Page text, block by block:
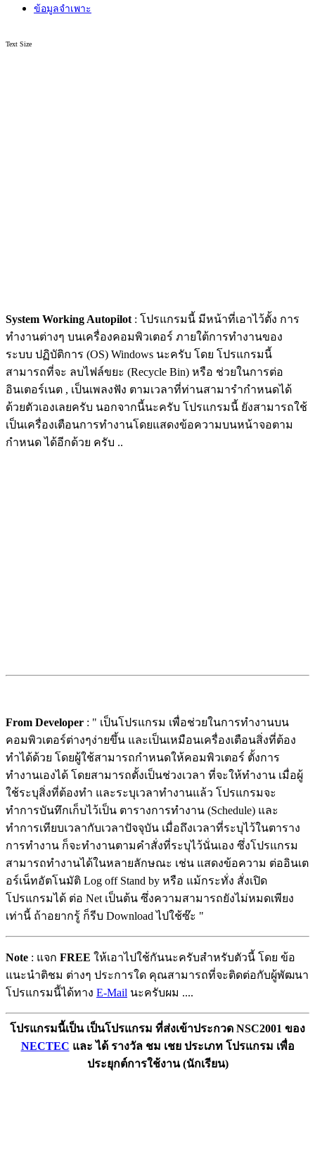
ข้อมูลจำเพาะ
Text Size
System Working Autopilot: โปรแกรมนี้ มีหน้าที่เอาไว้ตั้ง การ
ทำงานต่างๆ บนเครื่องคอมพิวเตอร์ ภายใต้การทำงานของ
ระบบ ปฏิบัติการ (OS) Windows นะครับ โดย โปรแกรมนี้
สามารถที่จะ ลบไฟล์ขยะ (Recycle Bin) หรือ ช่วยในการต่อ
อินเตอร์เนต , เป็นเพลงฟัง ตามเวลาที่ท่านสามารำกำหนดได้
ด้วยตัวเองเลยครับ นอกจากนี้นะครับ โปรแกรมนี้ ยังสามารถใช้
เป็นเครื่องเตือนการทำงานโดยแสดงข้อความบนหน้าจอตาม
กำหนด ได้อีกด้วย ครับ ..
From Developer : " เป็นโปรแกรม เพื่อช่วยในการทำงานบน
คอมพิวเตอร์ต่างๆง่ายขึ้น และเป็นเหมือนเครื่องเตือนสิ่งที่ต้อง
ทำได้ด้วย โดยผู้ใช้สามารถกำหนดให้คอมพิวเตอร์ ตั้งการ
ทำงานเองได้ โดยสามารถตั้งเป็นช่วงเวลา ที่จะให้ทำงาน เมื่อผู้
ใช้ระบุสิ่งที่ต้องทำ และระบุเวลาทำงานแล้ว โปรแกรมจะ
ทำการบันทึกเก็บไว้เป็น ตารางการทำงาน (Schedule) และ
ทำการเทียบเวลากับเวลาปัจจุบัน เมื่อถึงเวลาที่ระบุไว้ในตาราง
การทำงาน ก็จะทำงานตามคำสั่งที่ระบุไว้นั่นเอง ซึ่งโปรแกรม
สามารถทำงานได้ในหลายลักษณะ เช่น แสดงข้อความ ต่ออินเต
อร์เน็ทอัตโนมัติ Log off Stand by หรือ แม้กระทั่ง สั่งเปิด
โปรแกรมได้ ต่อ Net เป็นต้น ซึ่งความสามารถยังไม่หมดเพียง
เท่านี้ ถ้าอยากรู้ ก็รีบ Download ไปใช้ซ๊ะ "
Note : แจก FREE ให้เอาไปใช้กันนะครับสำหรับตัวนี้ โดย ข้อ
แนะนำติชม ต่างๆ ประการใด คุณสามารถที่จะติดต่อกับผู้พัฒนา
โปรแกรมนี้ได้ทาง E-Mail นะครับผม ....
โปรแกรมนี้เป็น เป็นโปรแกรม ที่ส่งเข้าประกวด NSC2001 ของ
NECTEC และ ได้ รางวัล ชม เชย ประเภท โปรแกรม เพื่อ
ประยุกต์การใช้งาน (นักเรียน)